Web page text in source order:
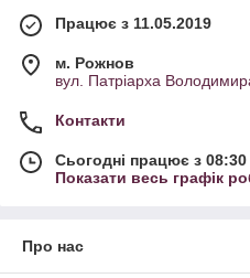
Працює з 11.05.2019
м. Рожнов
вул. Патріарха
Контакти
Сьогодні працює з
Показати весь графік
Про нас